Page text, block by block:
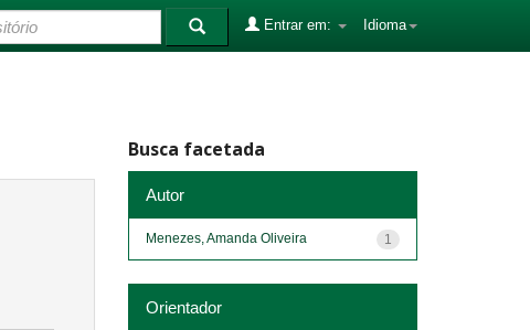
Idioma
Entrar em:
Busca facetada
Autor
1
Menezes, Amanda Oliveira
Orientador